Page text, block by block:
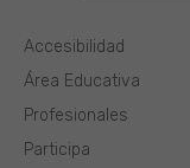
Área Educativa
Profesionales
Participa
Accesibilidad